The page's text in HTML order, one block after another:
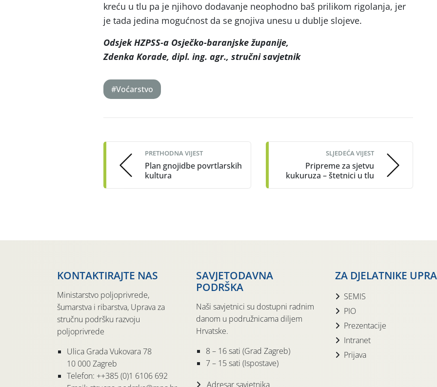
kreću u tlu pa je njihovo dodavanje neophodno baš prilikom rigolanja, jer
je tada jedina mogućnost da se gnojiva unesu u dublje slojeve.
Odsjek HZPSS-a Osječko-baranjske županije,
Zdenka Korade, dipl. ing. agr., stručni savjetnik
#Voćarstvo
navigation
PRETHODNA VIJEST
Plan gnojidbe povrtlarskih
kultura
SLJEDEĆA VIJEST
Pripreme za sjetvu
kukuruza – štetnici u tlu
KONTAKTIRAJTE NAS
Ministarstvo poljoprivrede,
šumarstva i ribarstva, Uprava za
stručnu podršku razvoju
poljoprivrede
Ulica Grada Vukovara 78
10 000 Zagreb
Telefon: ++385 (0)1 6106 692
SAVJETODAVNA
PODRŠKA
Naši savjetnici su dostupni radnim
danom u podružnicama diljem
Hrvatske.
8 – 16 sati (Grad Zagreb)
7 – 15 sati (Ispostave)
Adresar savjetnika
ZA DJELATNIKE
SEMIS
PIO
Prezentacije
Intranet
Prijava